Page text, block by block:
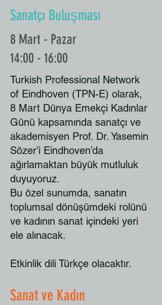
Sanatçı Buluşması
8 Mart - Pazar
14:00 - 16:00
Turkish Professional Network
of Eindhoven (TPN-E) olarak,
8 Mart Dünya Emekçi Kadınlar
Günü kapsamında sanatçı ve
akademisyen Prof. Dr. Yasemin
Sözer’i Eindhoven’da
ağırlamaktan büyük mutluluk
duyuyoruz.
Bu özel sunumda, sanatın
toplumsal dönüşümdeki rolünü
ve kadının sanat içindeki yeri
ele alınacak.
Etkinlik dili Türkçe olacaktır.
Sanat ve Kadın